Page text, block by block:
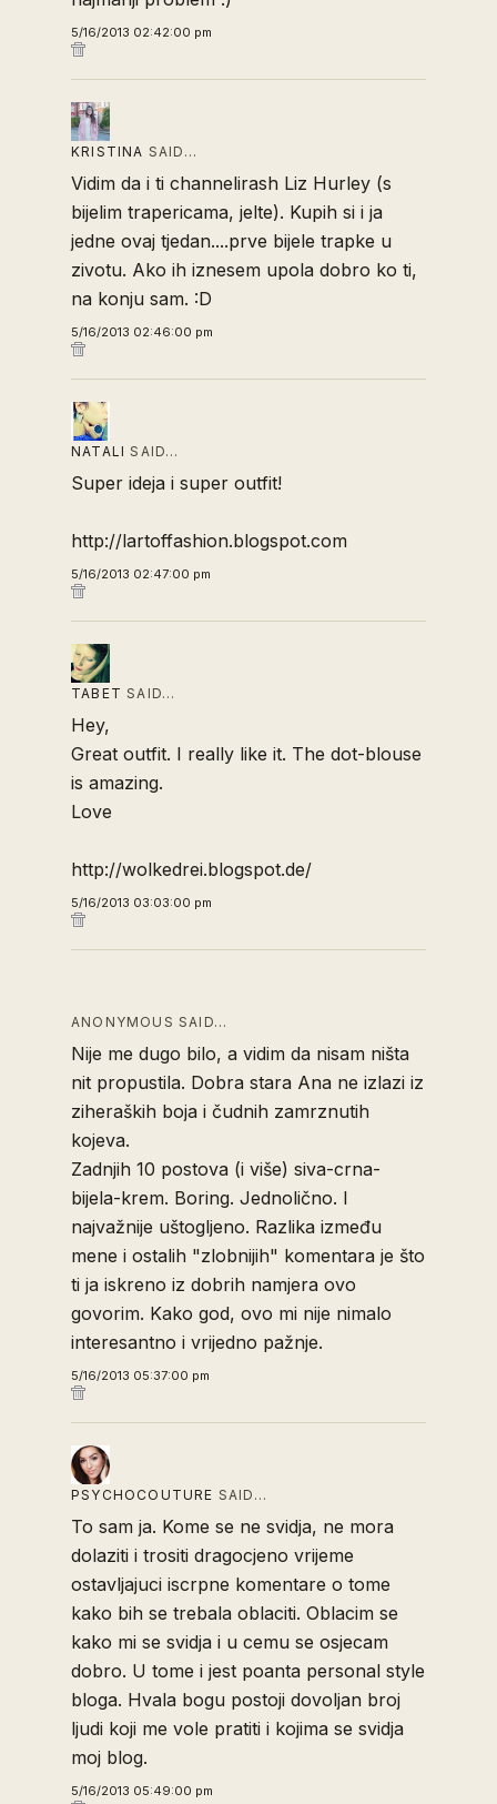
5/16/2013 02:42:00 pm
KRISTINA SAID…
Vidim da i ti channelirash Liz Hurley (s
bijelim trapericama, jelte). Kupih si i ja
jedne ovaj tjedan....prve bijele trapke u
zivotu. Ako ih iznesem upola dobro ko ti,
na konju sam. :D
5/16/2013 02:46:00 pm
NATALI SAID…
Super ideja i super outfit!
http://lartoffashion.blogspot.com
5/16/2013 02:47:00 pm
TABET SAID…
Hey,
Great outfit. I really like it. The dot-blouse
is amazing.
Love
http://wolkedrei.blogspot.de/
5/16/2013 03:03:00 pm
ANONYMOUS SAID…
Nije me dugo bilo, a vidim da nisam ništa
nit propustila. Dobra stara Ana ne izlazi iz
ziheraških boja i čudnih zamrznutih
kojeva.
Zadnjih 10 postova (i više) siva-crna-
bijela-krem. Boring. Jednolično. I
najvažnije uštogljeno. Razlika između
mene i ostalih "zlobnijih" komentara je što
ti ja iskreno iz dobrih namjera ovo
govorim. Kako god, ovo mi nije nimalo
interesantno i vrijedno pažnje.
5/16/2013 05:37:00 pm
PSYCHOCOUTURE SAID…
To sam ja. Kome se ne svidja, ne mora
dolaziti i trositi dragocjeno vrijeme
ostavljajuci iscrpne komentare o tome
kako bih se trebala oblaciti. Oblacim se
kako mi se svidja i u cemu se osjecam
dobro. U tome i jest poanta personal style
bloga. Hvala bogu postoji dovoljan broj
ljudi koji me vole pratiti i kojima se svidja
moj blog.
5/16/2013 05:49:00 pm